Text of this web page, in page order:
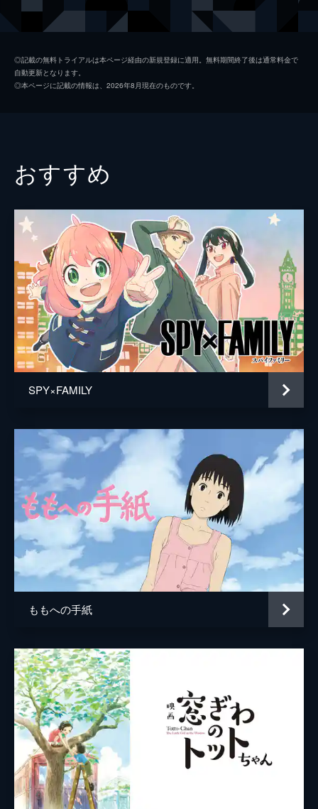
天野陽菜 森七菜
監督 新海誠
脚本 新海誠
原作 新海誠
音楽 RADWIMPS
演出 徳野悠我
居村健治
アニメーション制作 コミックス・ウェーブ・フィルム
川口典孝
◎記載の無料トライアルは本ページ経由の新規登録に適用。無料期間終了後は通常料金で
自動更新となります。
◎本ページに記載の情報は、2026年8月現在のものです。
おすすめ
SPY×FAMILY
ももへの手紙